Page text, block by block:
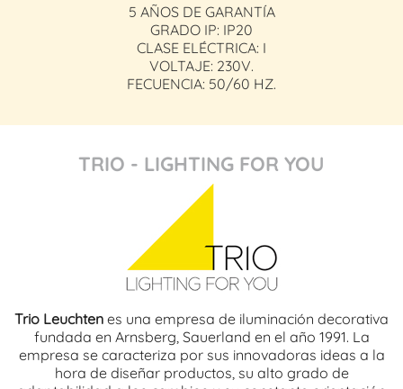
5 AÑOS DE GARANTÍA
GRADO IP: IP20
CLASE ELÉCTRICA: I
VOLTAJE: 230V.
FECUENCIA: 50/60 HZ.
TRIO - LIGHTING FOR YOU
Trio Leuchten es una empresa de iluminación decorativa
fundada en Arnsberg, Sauerland en el año 1991. La
empresa se caracteriza por sus innovadoras ideas a la
hora de diseñar productos, su alto grado de